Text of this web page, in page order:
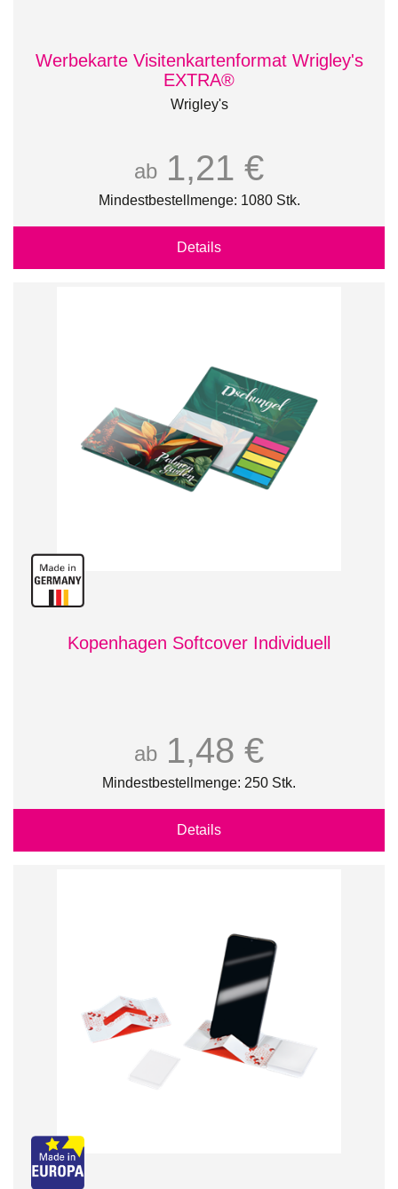
Werbekarte Visitenkartenformat Wrigley's
EXTRA®
Wrigley's
ab 1,21 €
Mindestbestellmenge: 1080 Stk.
Details
Kopenhagen Softcover Individuell
ab 1,48 €
Mindestbestellmenge: 250 Stk.
Details